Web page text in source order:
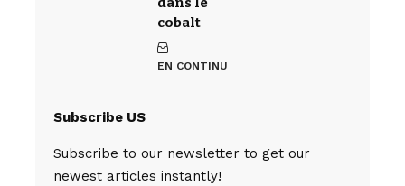
cobalt
EN CONTINU
Subscribe US
Subscribe to our newsletter to get our
newest articles instantly!